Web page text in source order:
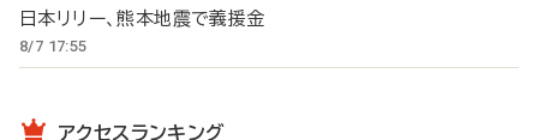
日本リリー、熊本地震で義援金
8/7 17:55
アクセスランキング